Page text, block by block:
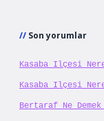
Son yorumlar
Kasaba Ilçesi
Kasaba Ilçesi
Bertaraf Ne